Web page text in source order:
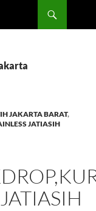
JAKARTA BARAT,
JATIASIH